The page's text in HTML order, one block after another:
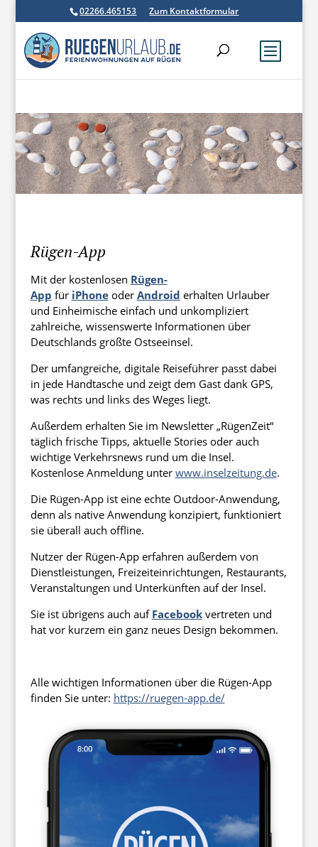
02266.465153 Zum Kontaktformular
Rügen-App
Mit der kostenlosen Rügen-
App für iPhoneoder Android erhalten Urlauber
und Einheimische einfach und unkompliziert
zahlreiche, wissenswerte Informationen über
Deutschlands größte Ostseeinsel.
Der umfangreiche, digitale Reiseführer passt dabei
in jede Handtasche und zeigt dem Gast dank GPS,
was rechts und links des Weges liegt.
Außerdem erhalten Sie im Newsletter „RügenZeit“
täglich frische Tipps, aktuelle Stories oder auch
wichtige Verkehrsnews rund um die Insel.
Kostenlose Anmeldung unter www.inselzeitung.de.
Die Rügen-App ist eine echte Outdoor-Anwendung,
denn als native Anwendung konzipiert, funktioniert
sie überall auch offline.
Nutzer der Rügen-App erfahren außerdem von
Dienstleistungen, Freizeiteinrichtungen, Restaurants,
Veranstaltungen und Unterkünften auf der Insel.
Sie ist übrigens auch auf Facebookvertreten und
hat vor kurzem ein ganz neues Design bekommen.
Alle wichtigen Informationen über die Rügen-App
finden Sie unter: https://ruegen-app.de/